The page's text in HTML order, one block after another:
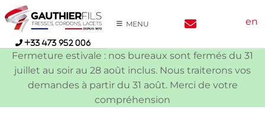
Skip
to
content
+33 473 952 006
MENU en
Fermeture estivale : nos bureaux sont fermés du 31
juillet au soir au 28 août inclus. Nous traiterons vos
demandes à partir du 31 août. Merci de votre
compréhension